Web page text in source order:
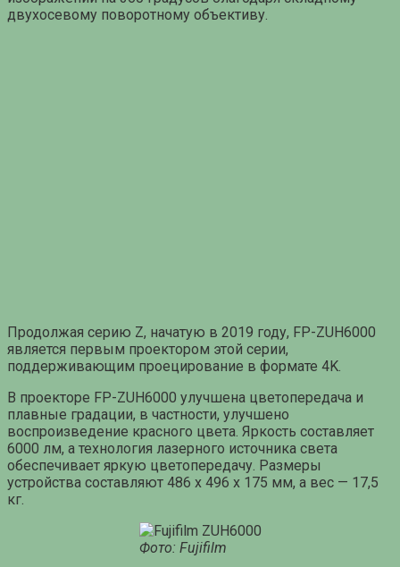
двухосевому поворотному объективу.
Продолжая серию Z, начатую в 2019 году, FP-ZUH6000
является первым проектором этой серии,
поддерживающим проецирование в формате 4K.
В проекторе FP-ZUH6000 улучшена цветопередача и
плавные градации, в частности, улучшено
воспроизведение красного цвета. Яркость составляет
6000 лм, а технология лазерного источника света
обеспечивает яркую цветопередачу. Размеры
устройства составляют 486 x 496 x 175 мм, а вес — 17,5
кг.
Фото: Fujifilm